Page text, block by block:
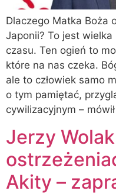
Dlaczego Matka Boża
Japonii? To jest
czasu. Ten ogień to
które na nas czeka.
ale to człowiek samo
o tym pamiętać,
cywilizacyjnym –
Jerzy
Akity –